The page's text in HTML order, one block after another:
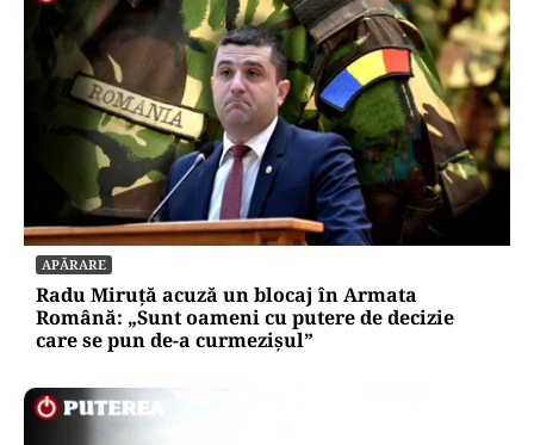
BVB încheie săptămâna pe minus. BET
a pierdut 0,56%
Oficiuldestiri.ro
Atacurile cibernetice expun
vulnerabilitățile statului român: ANP
repetă scenariul e‑Terra. Ce ascund
comunicările oficiale și cine răspunde
pentru mentenanța IT a instituțiilor
publice
Alte Articole Importante